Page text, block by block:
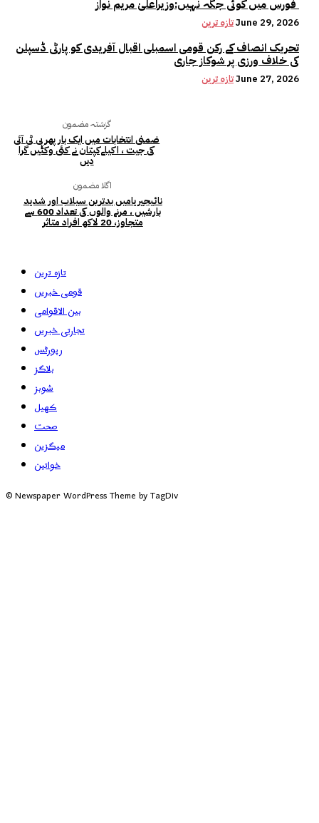
تازہ ترینJune 29, 2026
تحریک انصاف کے رکن قومی اسمبلی اقبال آفریدی کو پارٹی ڈسپلن
کی خلاف ورزی پر شوکاز جاری
تازہ ترینJune 27, 2026
گزشتہ مضمون
ضمنی انتخابات میں ایک بار پھر پی ٹی آئی
کی جیت ، اکیلےکپتان نے کئی وکٹیں گرا
دیں
اگلا مضمون
نائیجیریامیں‌ بدترین سیلاب اور شدید
بارشیں ، مرنے والوں کی تعداد 600 سے
متجاوز، 20 لاکھ افراد متاثر
تازہ ترین
قومی خبریں
بین الاقوامی
تجارتی خبریں
رپورٹس
بلاگز
شوبز
کھیل
صحت
میگزین
خواتین
© Newspaper WordPress Theme by TagDiv